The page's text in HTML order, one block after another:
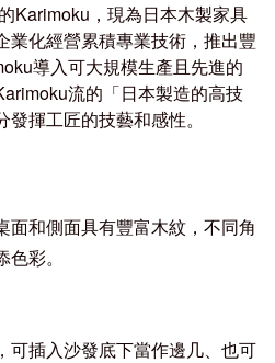
Karimoku， 現為日本木製家具
業化經營累積專業技術，推出豐
導入可大規模生產且先進的
流的「日本製造的高技
揮工匠的技藝和感性。
面和側面具有豐富木紋，不同角
彩。
可插入沙發底下當作邊几、也可